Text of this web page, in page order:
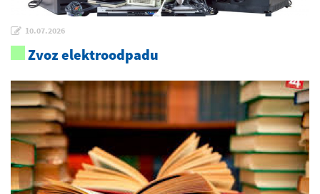
10.07.2026
Zvoz elektroodpadu